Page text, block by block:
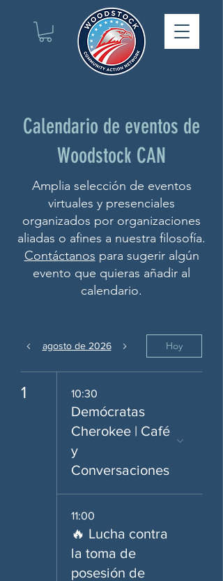
Calendario de eventos de
Woodstock CAN
Amplia selección de eventos
virtuales y presenciales
organizados por organizaciones
aliadas o afines a nuestra filosofía.
Contáctanos para sugerir algún
evento que quieras añadir al
calendario.
agosto de 2026 Hoy
1 10:30
Demócratas
Cherokee | Café
y
Conversaciones
11:00
🔥 Lucha contra
la toma de
posesión de